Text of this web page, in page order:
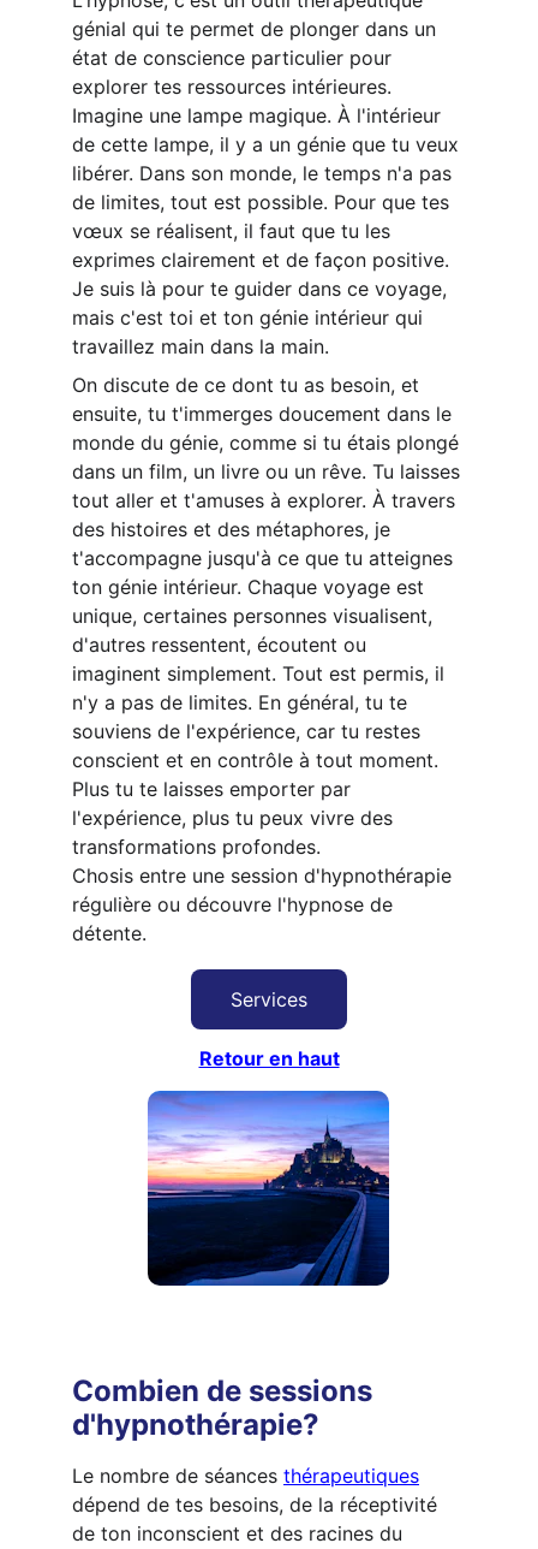
génial qui te permet de plonger dans un
état de conscience particulier pour
explorer tes ressources intérieures.
Imagine une lampe magique. À l'intérieur
de cette lampe, il y a un génie que tu veux
libérer. Dans son monde, le temps n'a pas
de limites, tout est possible. Pour que tes
vœux se réalisent, il faut que tu les
exprimes clairement et de façon positive.
Je suis là pour te guider dans ce voyage,
mais c'est toi et ton génie intérieur qui
travaillez main dans la main.
On discute de ce dont tu as besoin, et
ensuite, tu t'immerges doucement dans le
monde du génie, comme si tu étais plongé
dans un film, un livre ou un rêve. Tu laisses
tout aller et t'amuses à explorer. À travers
des histoires et des métaphores, je
t'accompagne jusqu'à ce que tu atteignes
ton génie intérieur. Chaque voyage est
unique, certaines personnes visualisent,
d'autres ressentent, écoutent ou
imaginent simplement. Tout est permis, il
n'y a pas de limites. En général, tu te
souviens de l'expérience, car tu restes
conscient et en contrôle à tout moment.
Plus tu te laisses emporter par
l'expérience, plus tu peux vivre des
transformations profondes.
Chosis entre une session d'hypnothérapie
régulière ou découvre l'hypnose de
détente.
Services
Retour en haut
Combien de sessions
d'hypnothérapie?
Le nombre de séances thérapeutiques
dépend de tes besoins, de la réceptivité
de ton inconscient et des racines du